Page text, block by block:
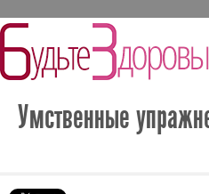
Умственные